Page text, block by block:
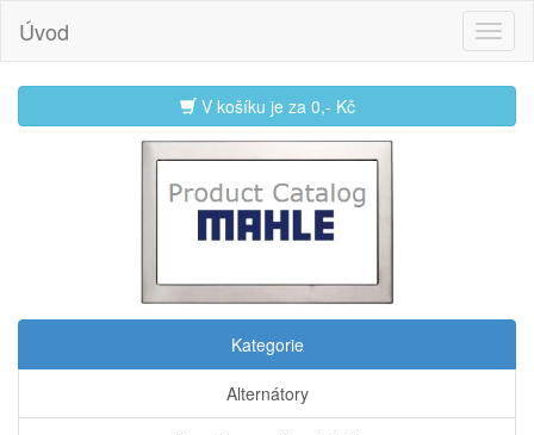
Úvod
V košíku je za 0,- Kč
Kategorie
Alternátory